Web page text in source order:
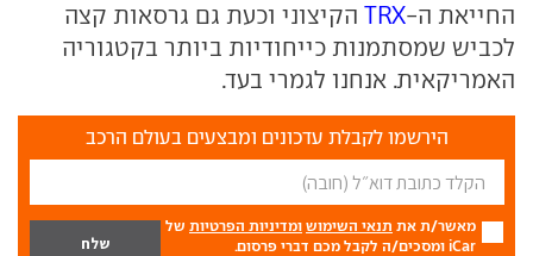
החייאת ה-TRX הקיצוני וכעת גם גרסאות קצה
לכביש שמסתמנות כייחודיות ביותר בקטגוריה
האמריקאית. אנחנו לגמרי בעד.
הירשמו לקבלת עדכונים ומבצעים בעולם הרכב
מאשר/ת את תנאי השימוש ומדיניות הפרטיות של
iCar ומסכים/ה לקבל מכם דברי פרסום.